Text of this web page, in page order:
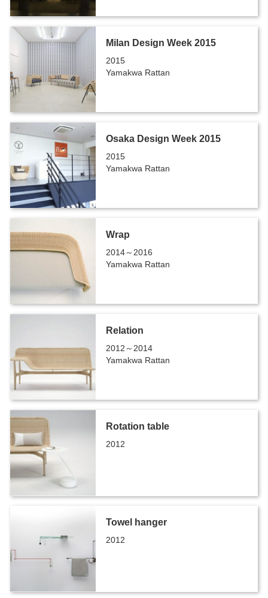
Milan Design Week 2015
2015
Yamakwa Rattan
Osaka Design Week 2015
2015
Yamakwa Rattan
Wrap
2014～2016
Yamakwa Rattan
Relation
2012～2014
Yamakwa Rattan
Rotation table
2012
Towel hanger
2012